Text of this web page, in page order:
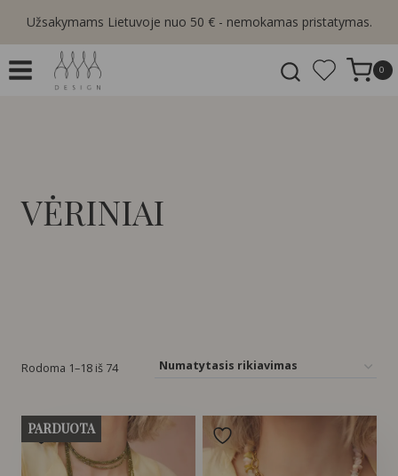
content
Užsakymams Lietuvoje nuo 50 € - nemokamas pristatymas.
0
VĖRINIAI
Rodoma 1–18 iš 74
PARDUOTA